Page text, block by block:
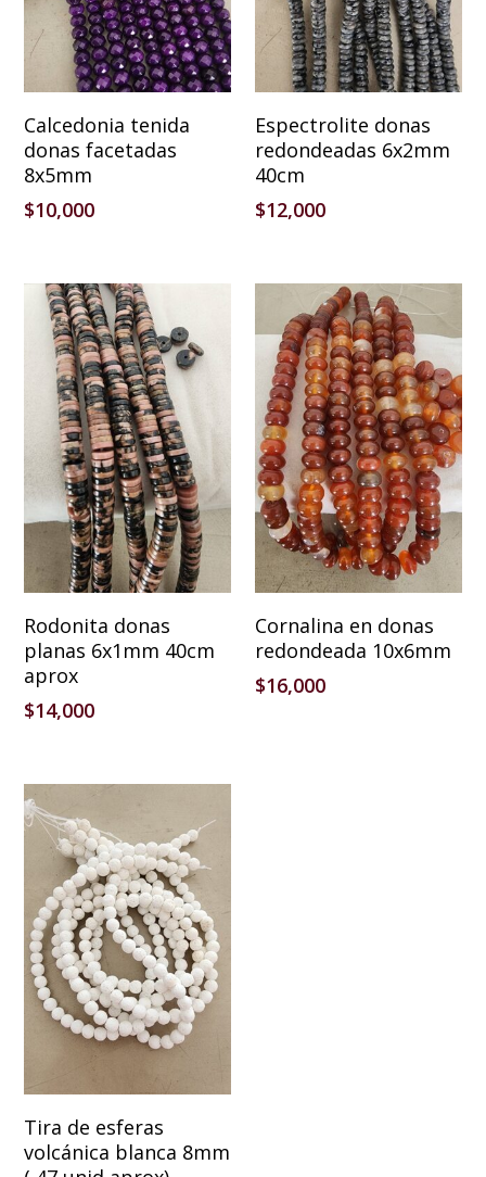
Añadir Al Carrito
Calcedonia tenida
donas facetadas
8x5mm
$10,000
Añadir Al Carrito
Espectrolite donas
redondeadas 6x2mm
40cm
$12,000
Añadir Al Carrito
Rodonita donas
planas 6x1mm 40cm
aprox
$14,000
Añadir Al Carrito
Cornalina en donas
redondeada 10x6mm
$16,000
Añadir Al Carrito
Tira de esferas
volcánica blanca 8mm